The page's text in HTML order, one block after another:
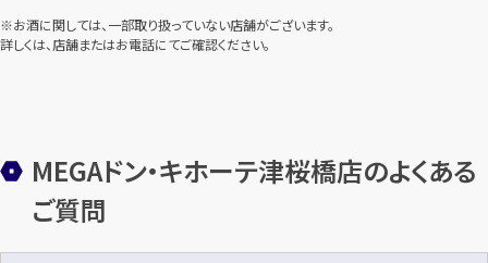
※お酒に関しては、一部取り扱っていない店舗がございます。
詳しくは、店舗またはお電話にてご確認ください。
MEGAドン・キホーテ津桜橋店のよくある
ご質問